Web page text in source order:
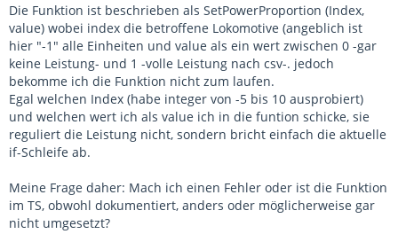
Die Funktion ist beschrieben als SetPowerProportion (Index,
value) wobei index die betroffene Lokomotive (angeblich ist
hier "-1" alle Einheiten und value als ein wert zwischen 0 -gar
keine Leistung- und 1 -volle Leistung nach csv-. jedoch
bekomme ich die Funktion nicht zum laufen.
Egal welchen Index (habe integer von -5 bis 10 ausprobiert)
und welchen wert ich als value ich in die funtion schicke, sie
reguliert die Leistung nicht, sondern bricht einfach die aktuelle
if-Schleife ab.
Meine Frage daher: Mach ich einen Fehler oder ist die Funktion
im TS, obwohl dokumentiert, anders oder möglicherweise gar
nicht umgesetzt?